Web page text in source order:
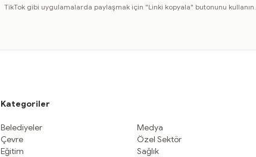
TikTok gibi uygulamalarda paylaşmak için "Linki kopyala" butonunu kullanın.
Kategoriler
Belediyeler
Çevre
Eğitim
Medya
Özel Sektör
Sağlık